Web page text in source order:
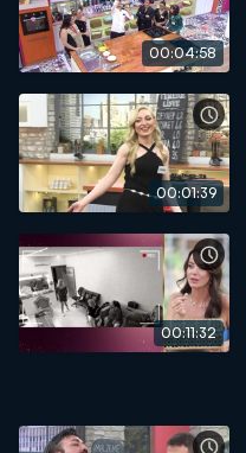
00:04:58
00:01:39
00:11:32